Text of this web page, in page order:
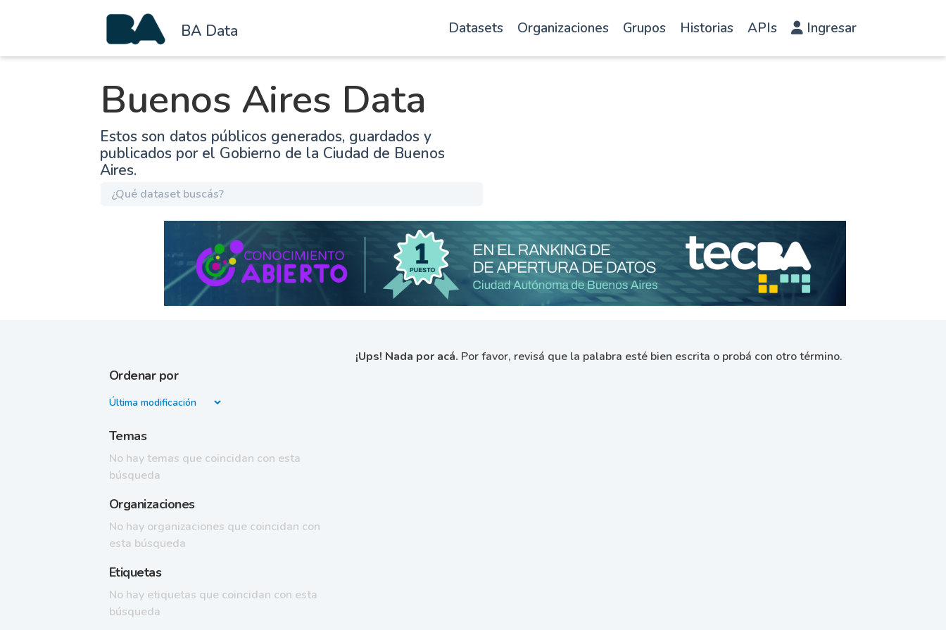
BA Data Datasets Organizaciones Grupos Historias APIs Ingresar
Buenos Aires Data
Estos son datos públicos generados, guardados y
publicados por el Gobierno de la Ciudad de Buenos
Aires.
Ordenar por
Temas
No hay temas que coincidan con esta
búsqueda
Organizaciones
No hay organizaciones que coincidan con
esta búsqueda
Etiquetas
No hay etiquetas que coincidan con esta
búsqueda
¡Ups! Nada por acá. Por favor, revisá que la palabra esté bien escrita o probá con otro término.